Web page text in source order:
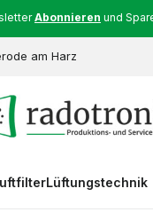
Abonnieren und
am Harz
Lüftungstechnik